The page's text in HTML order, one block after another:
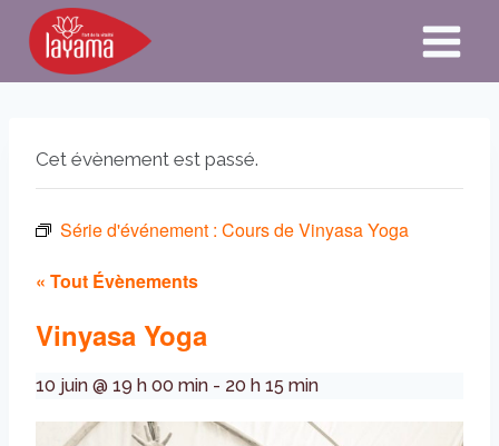
Aller
contenu
Cet évènement est passé.
Série d'événement : Cours de Vinyasa Yoga
« Tout Évènements
Vinyasa Yoga
10 juin @ 19 h 00 min - 20 h 15 min